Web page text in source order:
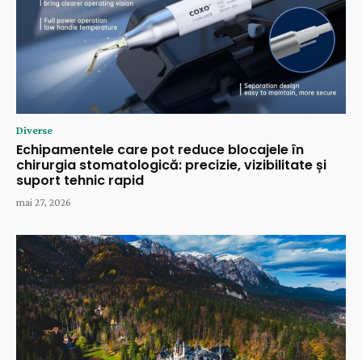
Diverse
Echipamentele care pot reduce blocajele în
chirurgia stomatologică: precizie, vizibilitate și
suport tehnic rapid
mai 27, 2026